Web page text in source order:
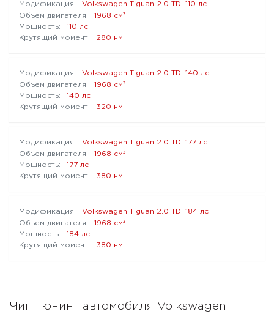
Volkswagen Tiguan 2.0 TDI 110 лс
1968 см³
110 лс
280 нм
Volkswagen Tiguan 2.0 TDI 140 лс
1968 см³
140 лс
320 нм
Volkswagen Tiguan 2.0 TDI 177 лс
1968 см³
177 лс
380 нм
Volkswagen Tiguan 2.0 TDI 184 лс
1968 см³
184 лс
380 нм
Чип тюнинг автомобиля Volkswagen